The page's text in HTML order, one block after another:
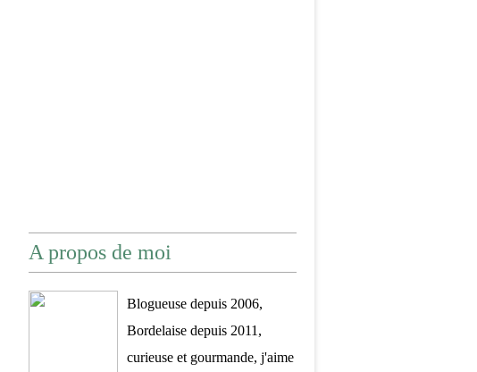
A propos de moi
Blogueuse depuis 2006,
Bordelaise depuis 2011,
curieuse et gourmande, j'aime